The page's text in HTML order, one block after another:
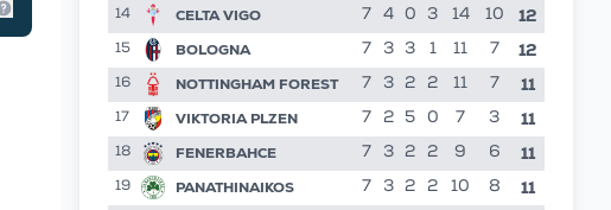
Mostra informazioni
14 CELTA VIGO 7 4 0 3 14 10 12
15 BOLOGNA 7 3 3 1 11 7 12
16 NOTTINGHAM FOREST 7 3 2 2 11 7 11
17 VIKTORIA PLZEN 7 2 5 0 7 3 11
18 FENERBAHCE 7 3 2 2 9 6 11
19 PANATHINAIKOS 7 3 2 2 10 8 11